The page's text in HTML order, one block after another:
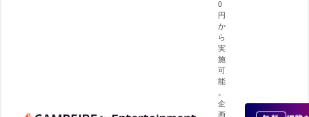
0
円
か
ら
実
施
可
能
企
画